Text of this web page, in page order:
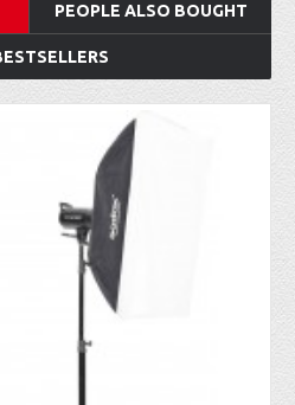
PEOPLE ALSO BOUGHT